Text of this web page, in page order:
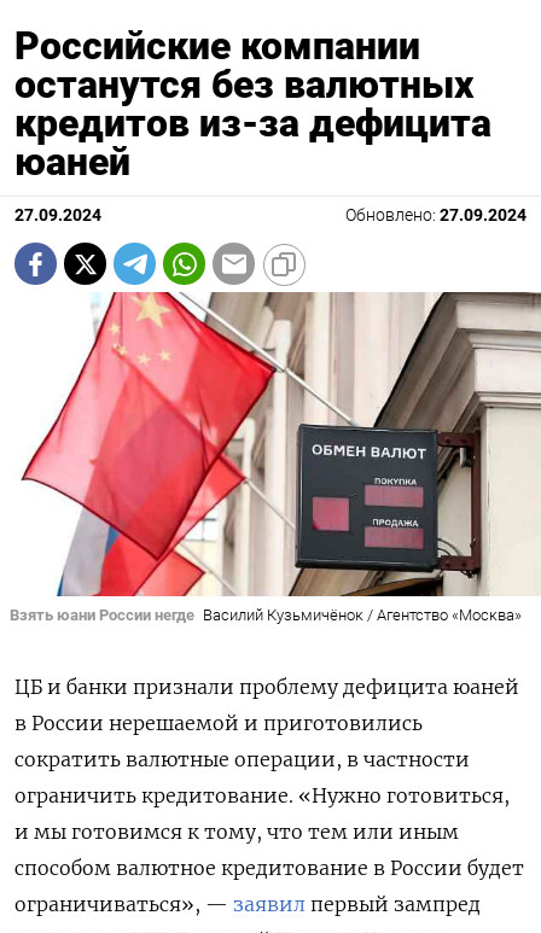
Российские компании
останутся без валютных
кредитов из-за дефицита
юаней
27.09.2024 Обновлено: 27.09.2024
Взять юани России негде Василий Кузьмичёнок / Агентство «Москва»
ЦБ и банки признали проблему дефицита юаней
в России нерешаемой и приготовились
сократить валютные операции, в частности
ограничить кредитование. «Нужно готовиться,
и мы готовимся к тому, что тем или иным
способом валютное кредитование в России будет
ограничиваться», — заявил первый зампред